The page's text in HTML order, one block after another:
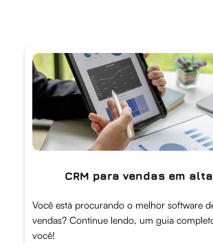
CRM para vendas em
Você está procurando o melhor software
vendas? Continue lendo, um guia
você!